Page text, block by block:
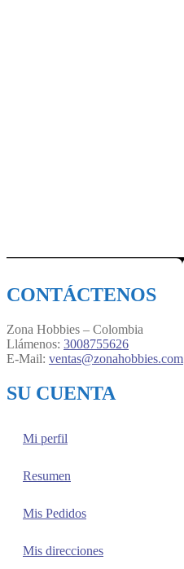
CONTÁCTENOS
Zona Hobbies – Colombia
Llámenos: 3008755626
E-Mail: ventas@zonahobbies.com
SU CUENTA
Mi perfil
Resumen
Mis Pedidos
Mis direcciones